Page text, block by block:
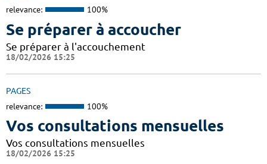
relevance: 100%
Se préparer à accoucher
Se préparer à l'accouchement
18/02/2026 15:25
PAGES
relevance: 100%
Vos consultations mensuelles
Vos consultations mensuelles
18/02/2026 15:25